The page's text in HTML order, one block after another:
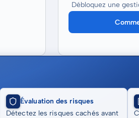
Débloquez une
Évaluation des risques
Détectez les risques cachés avant